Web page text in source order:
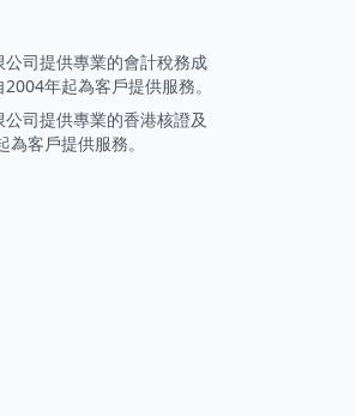
司提供專業的會計稅務成
年起為客戶提供服務。
司提供專業的香港核證及
客戶提供服務。